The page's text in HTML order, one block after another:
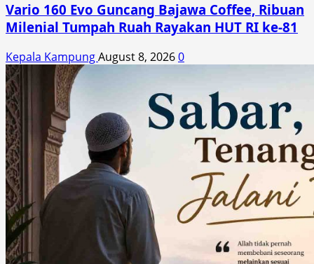
Vario 160 Evo Guncang Bajawa Coffee, Ribuan
Milenial Tumpah Ruah Rayakan HUT RI ke-81
Kepala KampungAugust 8, 20260